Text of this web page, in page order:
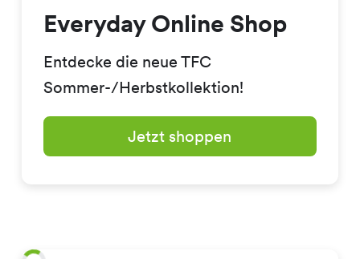
Everyday Online Shop
Entdecke die neue TFC
Sommer-/Herbstkollektion!
Jetzt shoppen